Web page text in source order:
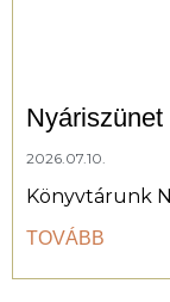
Nyáriszünet
2026.07.10.
Könyvtárunk
TOVÁBB